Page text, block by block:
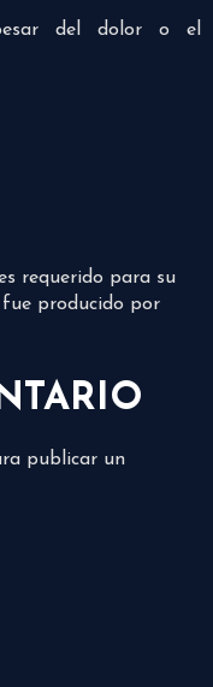
del dolor o el
requerido para su
producido por
publicar un